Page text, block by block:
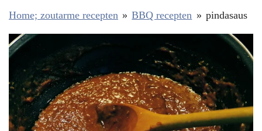
Home; zoutarme recepten » BBQ recepten » pindasaus